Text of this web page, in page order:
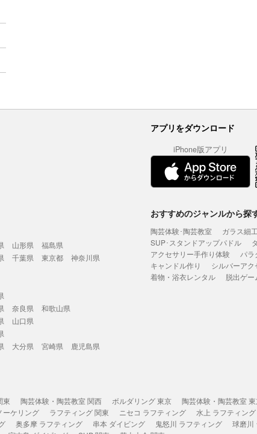
アプリをダウンロード
iPhone版アプリ
山形県
福島県
千葉県 東京都
神奈川県
奈良県
和歌山県
山口県
大分県 宮崎県
鹿児島県
おすすめのジャンルから探
陶芸体験･陶芸教室 ガラス細
SUP･スタンドアップパドル
アクセサリー手作り体験
パラ
キャンドル作り
シルバーア
着物・浴衣レンタル
脱出ゲー
東 陶芸体験・陶芸教室 関西 ボルダリング 東京 陶芸体験・陶芸教室
ーケリング ラフティング 関東 ニセコ ラフティング 水上 ラフティング
奥多摩 ラフティング 串本 ダイビング 鬼怒川 ラフティング 球磨川